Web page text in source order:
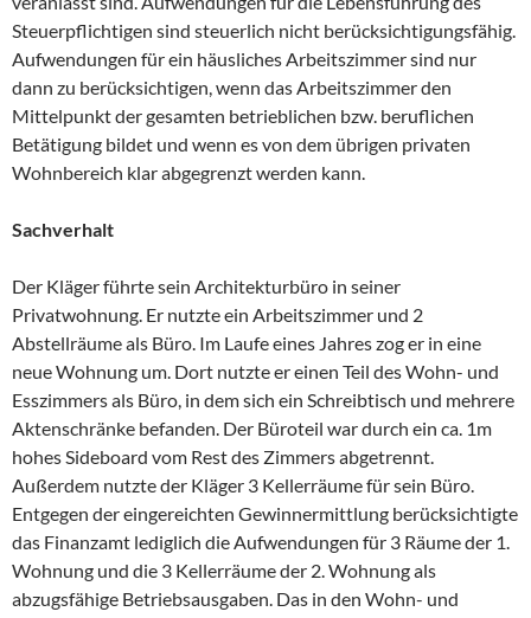
Steuerpflichtigen sind steuerlich nicht berücksichtigungsfähig.
Aufwendungen für ein häusliches Arbeitszimmer sind nur
dann zu berücksichtigen, wenn das Arbeitszimmer den
Mittelpunkt der gesamten betrieblichen bzw. beruflichen
Betätigung bildet und wenn es von dem übrigen privaten
Wohnbereich klar abgegrenzt werden kann.
Sachverhalt
Der Kläger führte sein Architekturbüro in seiner
Privatwohnung. Er nutzte ein Arbeitszimmer und 2
Abstellräume als Büro. Im Laufe eines Jahres zog er in eine
neue Wohnung um. Dort nutzte er einen Teil des Wohn- und
Esszimmers als Büro, in dem sich ein Schreibtisch und mehrere
Aktenschränke befanden. Der Büroteil war durch ein ca. 1m
hohes Sideboard vom Rest des Zimmers abgetrennt.
Außerdem nutzte der Kläger 3 Kellerräume für sein Büro.
Entgegen der eingereichten Gewinnermittlung berücksichtigte
das Finanzamt lediglich die Aufwendungen für 3 Räume der 1.
Wohnung und die 3 Kellerräume der 2. Wohnung als
abzugsfähige Betriebsausgaben. Das in den Wohn- und